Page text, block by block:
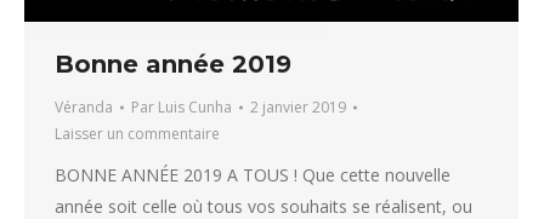
Bonne année 2019
Véranda Par Luis Cunha
2 janvier 2019
Laisser un commentaire
BONNE ANNÉE 2019 A TOUS ! Que cette nouvelle
année soit celle où tous vos souhaits se réalisent, ou